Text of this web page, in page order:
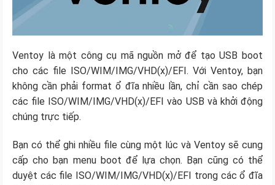
Ventoy là một công cụ mã nguồn mở để tạo USB boot
cho các file ISO/WIM/IMG/VHD(x)/EFI. Với Ventoy, bạn
không cần phải format ổ đĩa nhiều lần, chỉ cần sao chép
các file ISO/WIM/IMG/VHD(x)/EFI vào USB và khởi động
chúng trực tiếp.
Bạn có thể ghi nhiều file cùng một lúc và Ventoy sẽ cung
cấp cho bạn menu boot để lựa chọn. Bạn cũng có thể
duyệt các file ISO/WIM/IMG/VHD(x)/EFI trong các ổ đĩa